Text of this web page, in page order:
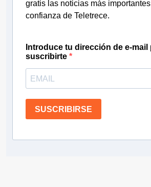
gratis las noticias más
confianza de Teletrece.
Introduce tu dirección de e-mail
suscribirte
SUSCRIBIRSE